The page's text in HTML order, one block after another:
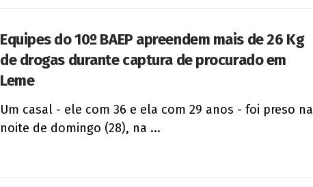
Equipes do 10º BAEP apreendem mais de 26 Kg
de drogas durante captura de procurado em
Leme
Um casal - ele com 36 e ela com 29 anos - foi preso na
noite de domingo (28), na ...